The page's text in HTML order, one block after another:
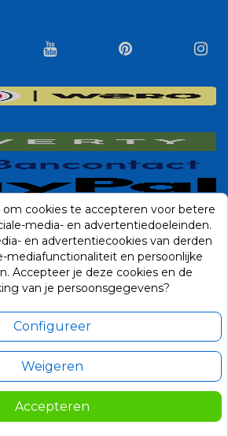
om cookies te accepteren voor betere
media- en advertentiedoeleinden.
en advertentiecookies van derden
mediafunctionaliteit en persoonlijke
Accepteer je deze cookies en de
van je persoonsgegevens?
Configureer
Weigeren
Accepteren